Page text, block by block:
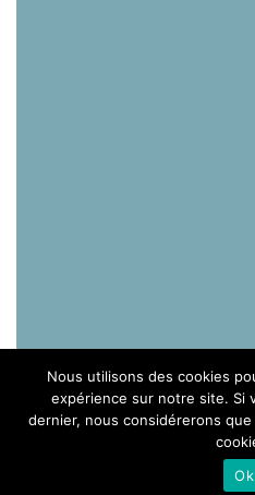
Nous utilisons des cookies
expérience sur notre site. Si
dernier, nous considérerons
Ok